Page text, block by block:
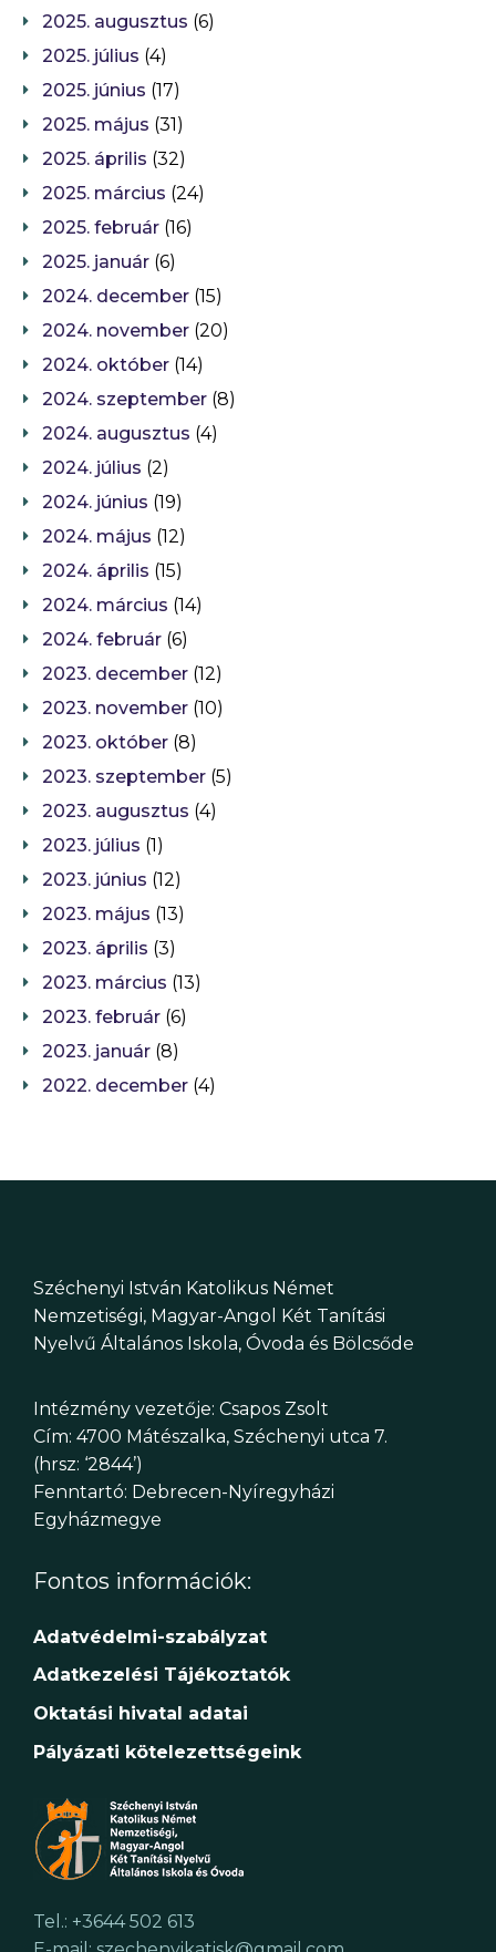
2025. augusztus (6)
2025. július (4)
2025. június (17)
2025. május (31)
2025. április (32)
2025. március (24)
2025. február (16)
2025. január (6)
2024. december (15)
2024. november (20)
2024. október (14)
2024. szeptember (8)
2024. augusztus (4)
2024. július (2)
2024. június (19)
2024. május (12)
2024. április (15)
2024. március (14)
2024. február (6)
2023. december (12)
2023. november (10)
2023. október (8)
2023. szeptember (5)
2023. augusztus (4)
2023. július (1)
2023. június (12)
2023. május (13)
2023. április (3)
2023. március (13)
2023. február (6)
2023. január (8)
2022. december (4)
Széchenyi István Katolikus Német
Nemzetiségi, Magyar-Angol Két Tanítási
Nyelvű Általános Iskola, Óvoda és Bölcsőde
Intézmény vezetője: Csapos Zsolt
Cím: 4700 Mátészalka, Széchenyi utca 7.
(hrsz: ‘2844’)
Fenntartó: Debrecen-Nyíregyházi
Egyházmegye
Fontos információk:
Adatvédelmi-szabályzat
Adatkezelési Tájékoztatók
Oktatási hivatal adatai
Pályázati kötelezettségeink
Tel.: +3644 502 613